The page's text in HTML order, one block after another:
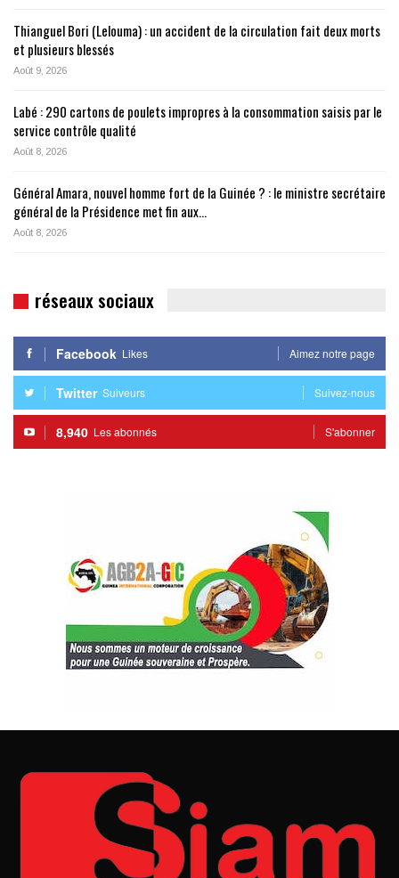
Thianguel Bori (Lelouma) : un accident de la circulation fait deux morts
et plusieurs blessés
Août 9, 2026
Labé : 290 cartons de poulets impropres à la consommation saisis par le
service contrôle qualité
Août 8, 2026
Général Amara, nouvel homme fort de la Guinée ? : le ministre secrétaire
général de la Présidence met fin aux…
Août 8, 2026
réseaux sociaux
Facebook Likes Aimez notre page
Twitter Suiveurs Suivez-nous
8,940 Les abonnés S'abonner